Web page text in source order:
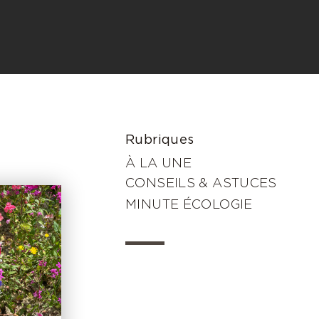
Rubriques
À LA UNE
CONSEILS & ASTUCES
MINUTE ÉCOLOGIE